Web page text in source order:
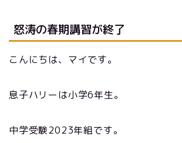
怒涛の春期講習が終了
こんにちは、マイです。
息子ハリーは小学6年生。
中学受験2023年組です。